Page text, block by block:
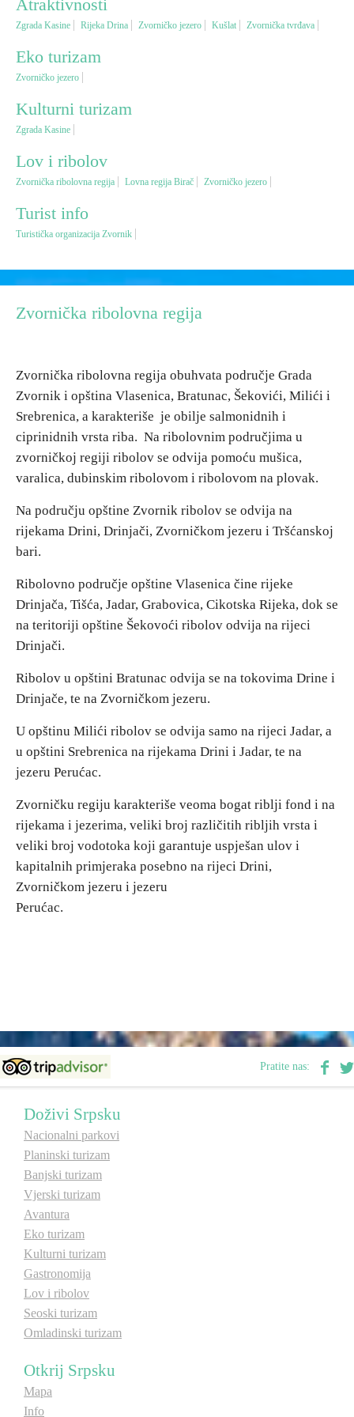
Avantura
Eko turizam
Kulturni turizam
Gastronomija
Seoski turizam
Destinacije
Spisak destinacija
Mapa destinacija
Manifestacije
Multimedija
Foto
Video
E-Brochure
Otkrij Srpsku
Atraktivnosti
Zgrada Kasine Rijeka Drina Zvorničko jezero Kušlat Zvornička tvrđava
Eko turizam
Zvorničko jezero
Kulturni turizam
Zgrada Kasine
Lov i ribolov
Zvornička ribolovna regija Lovna regija Birač Zvorničko jezero
Turist info
Turistička organizacija Zvornik
Zvornička ribolovna regija
Zvornička ribolovna regija obuhvata područje Grada
Zvornik i opština Vlasenica, Bratunac, Šekovići, Milići i
Srebrenica, a karakteriše je obilje salmonidnih i
ciprinidnih vrsta riba. Na ribolovnim područjima u
zvorničkoj regiji ribolov se odvija pomoću mušica,
varalica, dubinskim ribolovom i ribolovom na plovak.
Na području opštine Zvornik ribolov se odvija na
rijekama Drini, Drinjači, Zvorničkom jezeru i Tršćanskoj
bari.
Ribolovno područje opštine Vlasenica čine rijeke
Drinjača, Tišća, Jadar, Grabovica, Cikotska Rijeka, dok se
na teritoriji opštine Šekovoći ribolov odvija na rijeci
Drinjači.
Ribolov u opštini Bratunac odvija se na tokovima Drine i
Drinjače, te na Zvorničkom jezeru.
U opštinu Milići ribolov se odvija samo na rijeci Jadar, a
u opštini Srebrenica na rijekama Drini i Jadar, te na
jezeru Perućac.
Zvorničku regiju karakteriše veoma bogat riblji fond i na
rijekama i jezerima, veliki broj različitih ribljih vrsta i
veliki broj vodotoka koji garantuje uspješan ulov i
kapitalnih primjeraka posebno na rijeci Drini,
Zvorničkom jezeru i jezeru
Perućac.
Pratite nas:
Doživi Srpsku
Nacionalni parkovi
Planinski turizam
Banjski turizam
Vjerski turizam
Avantura
Eko turizam
Kulturni turizam
Gastronomija
Lov i ribolov
Seoski turizam
Omladinski turizam
Otkrij Srpsku
Mapa
Info